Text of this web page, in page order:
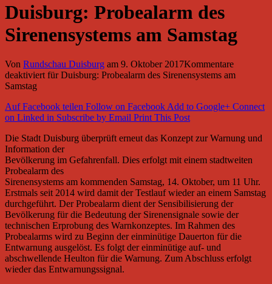
Duisburg: Probealarm des
Sirenensystems am Samstag
Von Rundschau Duisburg am 9. Oktober 2017Kommentare
deaktiviertfür Duisburg: Probealarm des Sirenensystems am
Samstag
Auf Facebook teilen Follow on FacebookAdd to Google+ Connect
on Linked in Subscribe by Email Print This Post
Die Stadt Duisburg überprüft erneut das Konzept zur Warnung und
Information der
Bevölkerung im Gefahrenfall. Dies erfolgt mit einem stadtweiten
Probealarm des
Sirenensystems am kommenden Samstag, 14. Oktober, um 11 Uhr.
Erstmals seit 2014 wird damit der Testlauf wieder an einem Samstag
durchgeführt. Der Probealarm dient der Sensibilisierung der
Bevölkerung für die Bedeutung der Sirenensignale sowie der
technischen Erprobung des Warnkonzeptes. Im Rahmen des
Probealarms wird zu Beginn der einminütige Dauerton für die
Entwarnung ausgelöst. Es folgt der einminütige auf- und
abschwellende Heulton für die Warnung. Zum Abschluss erfolgt
wieder das Entwarnungssignal.